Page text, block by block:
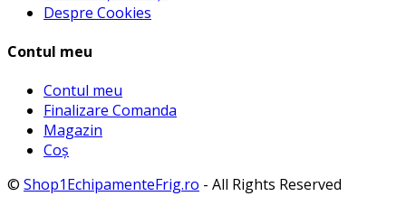
Despre Cookies
Contul meu
Contul meu
Finalizare Comanda
Magazin
Coș
© Shop1EchipamenteFrig.ro - All Rights Reserved